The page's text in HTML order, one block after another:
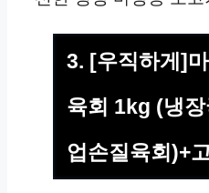
3. [우직하게]
육회 1kg (냉
업손질육회)+